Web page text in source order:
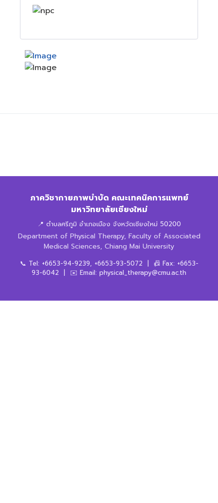
ภาควิชากายภาพบำบัด คณะเทคนิคการแพทย์
มหาวิทยาลัยเชียงใหม่
📍 ตำบลศรีภูมิ อำเภอเมือง จังหวัดเชียงใหม่ 50200
Department of Physical Therapy, Faculty of Associated
Medical Sciences, Chiang Mai University
📞 Tel: +6653-94-9239, +6653-93-5072 | 📠 Fax: +6653-
93-6042 | ✉️ Email: physical_therapy@cmu.ac.th